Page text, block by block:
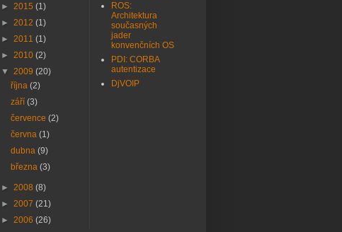
► 2015 (1)
► 2012 (1)
► 2011 (1)
► 2010 (2)
▼ 2009 (20)
října(2)
září(3)
července(2)
června(1)
dubna(9)
března(3)
► 2008 (8)
► 2007 (21)
► 2006 (26)
ROS:
Architektura
současných
jader
konvenčních OS
PDI: CORBA
autentizace
DjVOIP